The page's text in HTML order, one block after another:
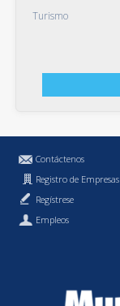
Turismo
Contáctenos
Registro de Empresas
Regístrese
Empleos